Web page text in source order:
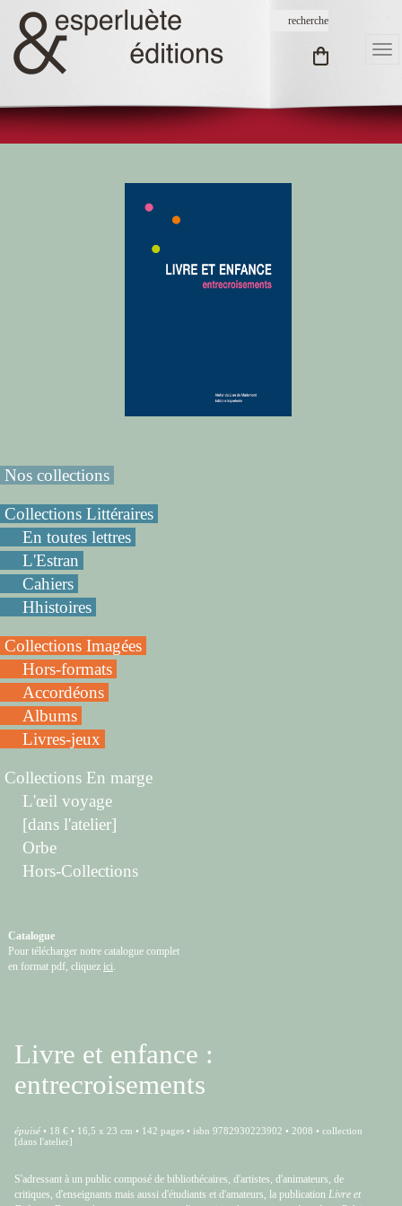
Nos collections
Collections Littéraires
En toutes lettres
L'Estran
Cahiers
Hhistoires
Collections Imagées
Hors-formats
Accordéons
Albums
Livres-jeux
Collections En marge
L'œil voyage
[dans l'atelier]
Orbe
Hors-Collections
Catalogue
Pour télécharger notre catalogue complet
en format pdf, cliquez ici
Livre et enfance :
entrecroisements
épuisé • 18 € • 16,5 x 23 cm • 142 pages • isbn 9782930223902 • 2008 • collection
[dans l'atelier]
S'adressant à un public composé de bibliothécaires, d'artistes, d'animateurs, de
critiques, d'enseignants mais aussi d'étudiants et d'amateurs, la publication Livre et